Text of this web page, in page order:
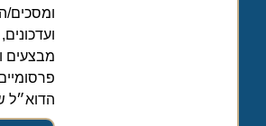
ומסכים/ה
ועדכונים,
מבצעים
פרסומיים,
הדוא״ל